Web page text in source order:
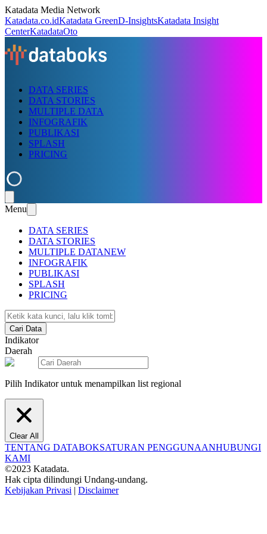
Katadata Media Network
Katadata.co.idKatadata GreenD-InsightsKatadata Insight
CenterKatadataOto
DATA SERIES
DATA STORIES
MULTIPLE DATA
INFOGRAFIK
PUBLIKASI
SPLASH
PRICING
Menu
DATA SERIES
DATA STORIES
MULTIPLE DATANEW
INFOGRAFIK
PUBLIKASI
SPLASH
PRICING
Cari Data
Indikator
Daerah
Pilih Indikator untuk menampilkan list regional
Clear All
TENTANG DATABOKSATURAN PENGGUNAANHUBUNGI
KAMI
©2023 Katadata.
Hak cipta dilindungi Undang-undang.
Kebijakan Privasi | Disclaimer